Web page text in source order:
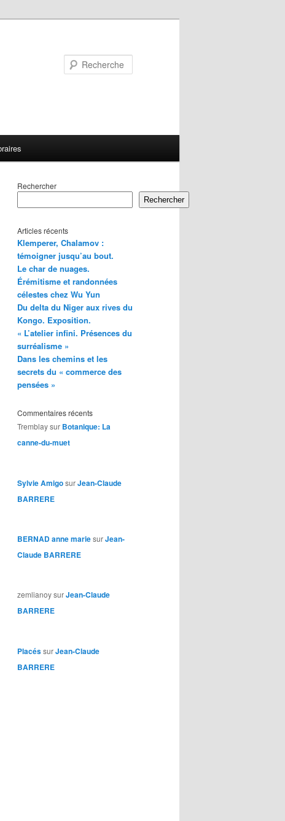
Rechercher
Rechercher
Articles récents
Klemperer, Chalamov :
témoigner jusqu’au bout.
Le char de nuages.
Érémitisme et randonnées
célestes chez Wu Yun
Du delta du Niger aux rives du
Kongo. Exposition.
« L’atelier infini. Présences du
surréalisme »
Dans les chemins et les
secrets du « commerce des
pensées »
Commentaires récents
Tremblaysur Botanique: La
canne-du-muet
Sylvie AmigosurJean-Claude
BARRERE
BERNAD anne mariesurJean-
Claude BARRERE
zemlianoysurJean-Claude
BARRERE
PlacéssurJean-Claude
BARRERE